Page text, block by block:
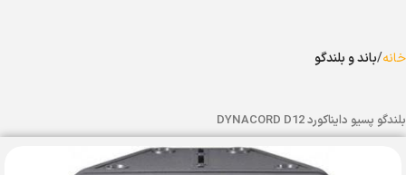
خانه باند و بلندگو
بلندگو پسیو دایناکورد DYNACORD D12